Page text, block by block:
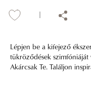
Lépjen be a kifejező
tükröződések szimfóniáját
Akárcsak Te. Találjon